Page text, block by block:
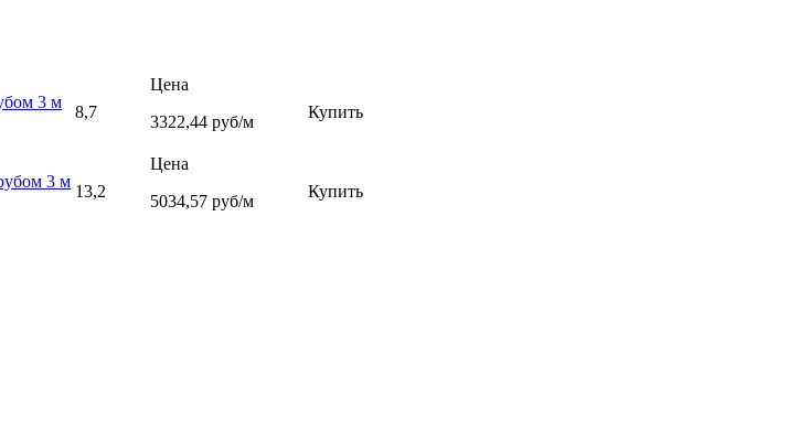
3 м
8,7
Цена
3322,44 руб/м
Купить
3 м
13,2
Цена
5034,57 руб/м
Купить